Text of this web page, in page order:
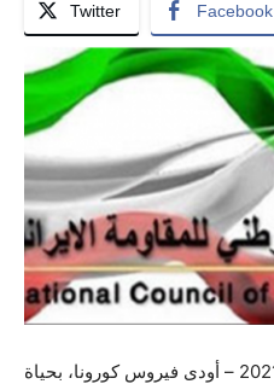
Twitter Facebook
إيران، 2 اكتوبر/تشرين الأول 2021 – أودى فيروس كورونا، بحياة